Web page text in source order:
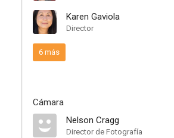
Karen Gaviola
Director
6 más
Cámara
Nelson Cragg
Director de Fotografía